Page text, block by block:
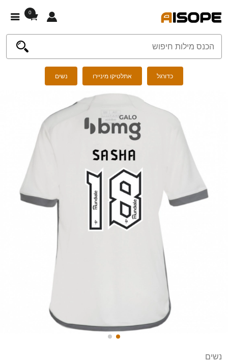
0
כדורגל אתלטיקו מיניירו נשים
נשים